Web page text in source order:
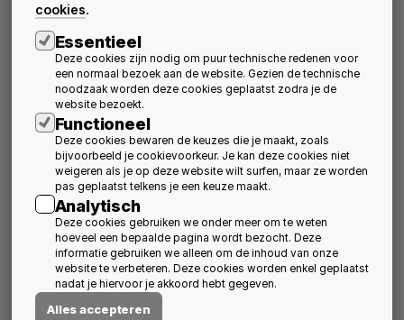
cookies.
Essentieel
Deze cookies zijn nodig om puur technische redenen voor
een normaal bezoek aan de website. Gezien de technische
noodzaak worden deze cookies geplaatst zodra je de
website bezoekt.
Functioneel
Deze cookies bewaren de keuzes die je maakt, zoals
bijvoorbeeld je cookievoorkeur. Je kan deze cookies niet
weigeren als je op deze website wilt surfen, maar ze worden
pas geplaatst telkens je een keuze maakt.
Analytisch
Deze cookies gebruiken we onder meer om te weten
hoeveel een bepaalde pagina wordt bezocht. Deze
informatie gebruiken we alleen om de inhoud van onze
website te verbeteren. Deze cookies worden enkel geplaatst
nadat je hiervoor je akkoord hebt gegeven.
Alles accepteren
Jonge architecten over
de opleiding en het
beroep van architect
Activiteiten Nieuws
20 oktober 2026
Sluit aan bij het
infosteel bezoek aan
CLAUSURA - Abdij van
Nieuws Activiteiten
schedule15 september 2026
BVA & Davos